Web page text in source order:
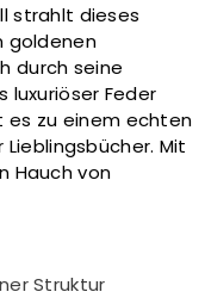
strahlt dieses
goldenen
durch seine
luxuriöser Feder
es zu einem echten
Mit
Hauch von
Struktur